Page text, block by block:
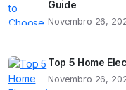
Guide
Novembro 26,
Top 5 Home
Novembro 26,